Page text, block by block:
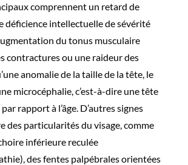
comprennent un retard de
déficience intellectuelle de sévérité
du tonus musculaire
contractures ou une raideur des
anomalie de la taille de la tête, le
microcéphalie, c’est-à-dire une tête
rapport à l’âge. D’autres signes
des particularités du visage, comme
inférieure reculée
des fentes palpébrales orientées